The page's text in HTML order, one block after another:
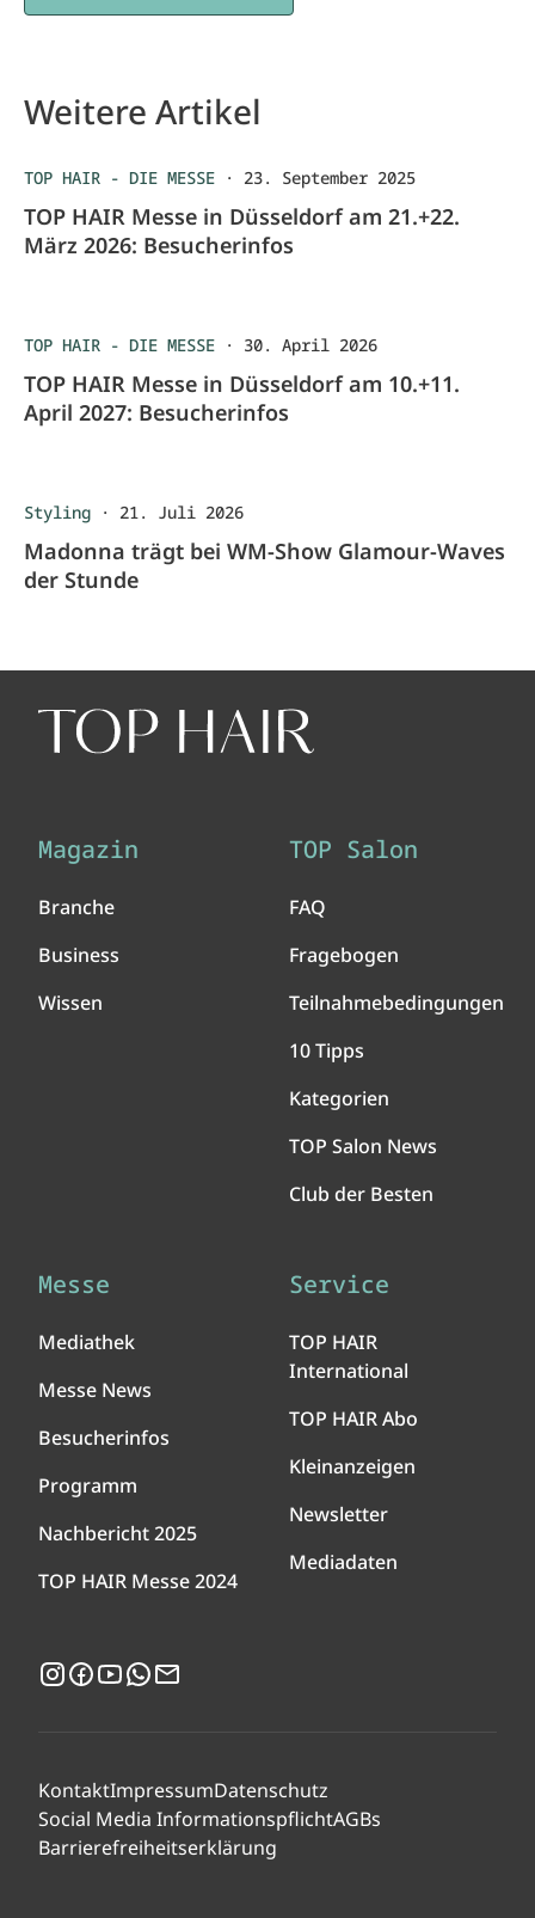
Weitere Artikel
TOP HAIR - DIE MESSE · 23. September 2025
TOP HAIR Messe in Düsseldorf am 21.+22.
März 2026: Besucherinfos
TOP HAIR - DIE MESSE · 30. April 2026
TOP HAIR Messe in Düsseldorf am 10.+11.
April 2027: Besucherinfos
Styling · 21. Juli 2026
Madonna trägt bei WM-Show Glamour-Waves
der Stunde
Magazin
Branche
Business
Wissen
TOP Salon
FAQ
Fragebogen
Teilnahmebedingungen
10 Tipps
Kategorien
TOP Salon News
Club der Besten
Messe
Mediathek
Messe News
Besucherinfos
Programm
Nachbericht 2025
TOP HAIR Messe 2024
Service
TOP HAIR
International
TOP HAIR Abo
Kleinanzeigen
Newsletter
Mediadaten
Instagram
Facebook
YouTubeWhatsApp
KontaktImpressumDatenschutz
Social Media InformationspflichtAGBs
Barrierefreiheitserklärung